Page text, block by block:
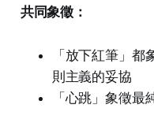
共同象徵：
「放下紅筆」
則主義的妥協
「心跳」象徵